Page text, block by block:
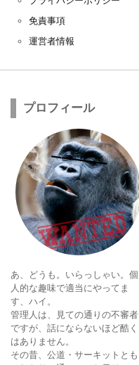
免責事項
運営者情報
プロフィール
あ、どうも。いらっしゃい。個
人的な趣味で適当にやってま
す、ハイ。
管理人は、見ての通りの不審者
ですが、話にならないほど酷く
はありません。
その昔、公道・サーキットとも